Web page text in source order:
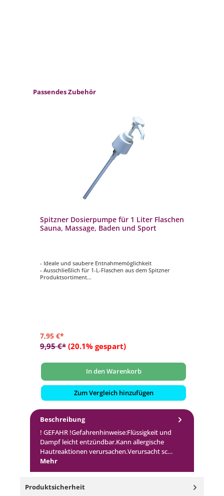
Produktgalerie überspringen
Passendes Zubehör
Spitzner Dosierpumpe für 1 Liter Flaschen
Sauna, Massage, Baden und Sport
- Ideale und saubere Entnahmemöglichkeit
- Ausschließlich für 1-L-Flaschen aus dem Spitzner
Produktsortiment
7,95 €*
9,95 €* (20.1% gespart)
In den Warenkorb
Zum Vergleich hinzufügen
Beschreibung
! GEFAHR !Gefahrenhinweise:Flüssigkeit und
Dampf leicht entzündbar.Kann allergische
Hautreaktionen verursachen.Verursacht sc…
Mehr
Produktsicherheit